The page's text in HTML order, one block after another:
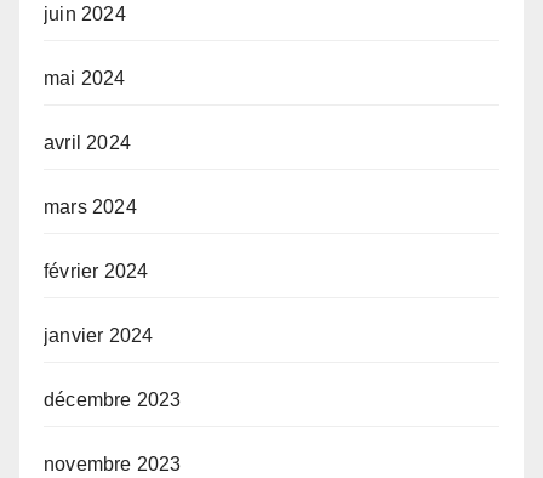
juin 2024
mai 2024
avril 2024
mars 2024
février 2024
janvier 2024
décembre 2023
novembre 2023